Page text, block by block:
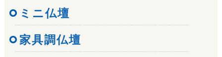
ミニ仏壇
家具調仏壇